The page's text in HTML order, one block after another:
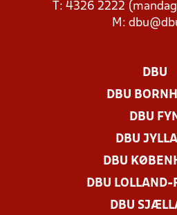
T: 4326 2222
M:
DBU
DBU
DBU FYN
DBU
DBU
DBU LOLLAND-
DBU